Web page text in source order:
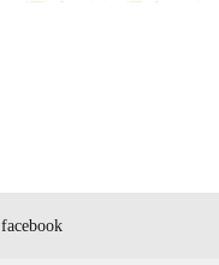
facebook